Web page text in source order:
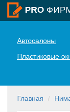
PRO
Автосалоны
Пластиковые
Главная